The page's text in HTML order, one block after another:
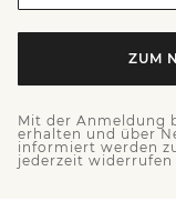
ZUM
Mit der Anmeldung
erhalten und über
informiert werden
jederzeit widerrufen